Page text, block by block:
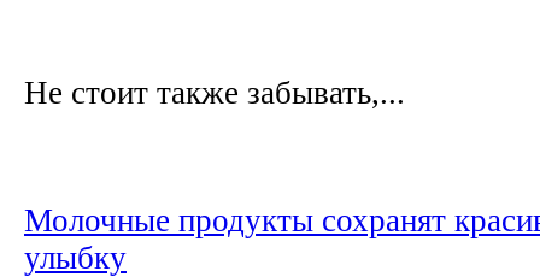
Не стоит также забывать,...
Молочные продукты сохранят
улыбку